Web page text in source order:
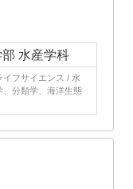
水産学科
フサイエンス / 水
、分類学、海洋生態